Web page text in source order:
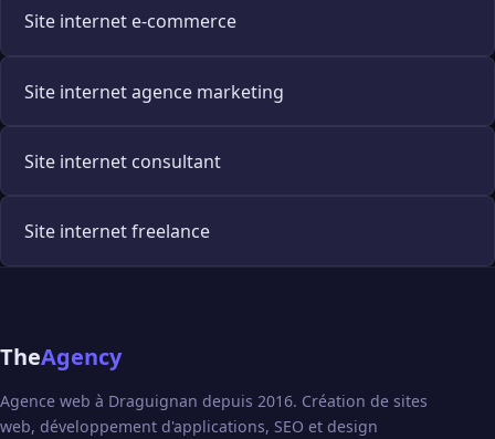
Site internet e-commerce
Site internet agence marketing
Site internet consultant
Site internet freelance
TheAgency
Agence web à Draguignan depuis 2016. Création de sites
web, développement d'applications, SEO et design